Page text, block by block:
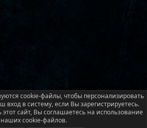
cookie-файлы, чтобы персонализировать
вход в систему, если Вы зарегистрируетесь.
сайт, Вы соглашаетесь на использование
наших cookie-файлов.